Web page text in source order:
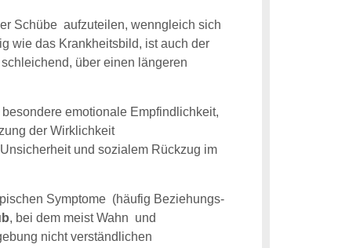
Schübe aufzuteilen, wenngleich sich
wie das Krankheitsbild, ist auch der
über einen längeren
emotionale Empfindlichkeit,
der Wirklichkeit
und sozialem Rückzug im
Symptome (häufig Beziehungs-
, bei dem meist Wahn und
nicht verständlichen